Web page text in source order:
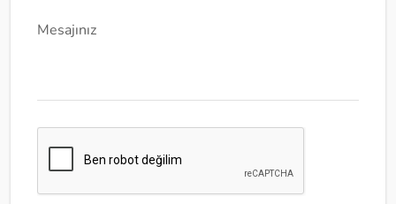
Mesajınız